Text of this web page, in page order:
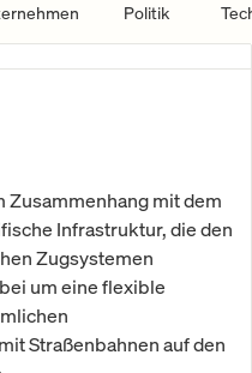
Politik
Zusammenhang mit dem
Infrastruktur, die den
Zugsystemen
um eine flexible
Straßenbahnen auf den